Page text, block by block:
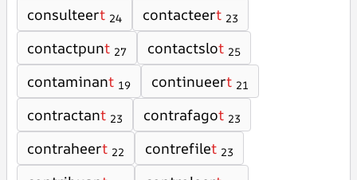
consulteert 24 contacteert 23
contactpunt 27 contactslot 25
contaminant 19 continueert 21
contractant 23 contrafagot 23
contraheert 22 contrefilet 23